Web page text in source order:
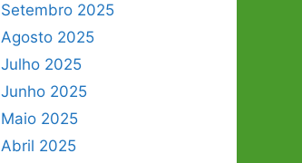
Setembro 2025
Agosto 2025
Julho 2025
Junho 2025
Maio 2025
Abril 2025